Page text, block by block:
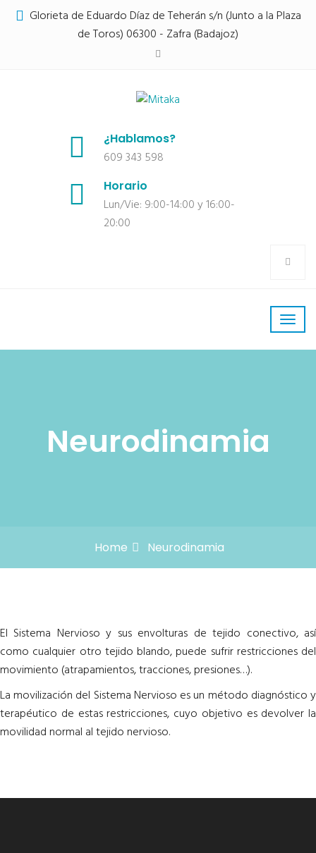
Glorieta de Eduardo Díaz de Teherán s/n (Junto a la Plaza
de Toros) 06300 - Zafra (Badajoz)
¿Hablamos?
609 343 598
Horario
Lun/Vie: 9:00-14:00 y 16:00-
20:00
Neurodinamia
Home Neurodinamia
El Sistema Nervioso y sus envolturas de tejido conectivo, así
como cualquier otro tejido blando, puede sufrir restricciones del
movimiento (atrapamientos, tracciones, presiones…).
La movilización del Sistema Nervioso es un método diagnóstico y
terapéutico de estas restricciones, cuyo objetivo es devolver la
movilidad normal al tejido nervioso.